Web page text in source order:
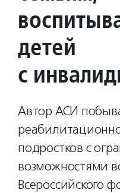
детей
с
Автор АСИ
подростков с
возможностями
Всероссийского